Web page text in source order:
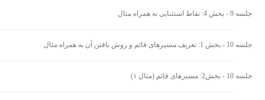
جلسه 9 - بخش 4: نقاط استثنایی به همراه مثال
جلسه 10 - بخش 1: تعریف مسیرهای قائم و روش یافتن آن به همراه مثال
جلسه 10 - بخش2: مسیرهای قائم (مثال ۱)